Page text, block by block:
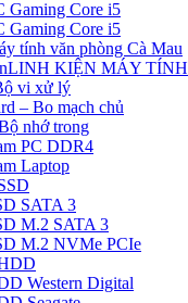
Gaming Core i5
Gaming Core i5
tính văn phòng Cà Mau
LINH KIỆN MÁY TÍNH
vi xử lý
– Bo mạch chủ
nhớ trong
PC DDR4
Laptop
SATA 3
M.2 SATA 3
M.2 NVMe PCIe
Western Digital